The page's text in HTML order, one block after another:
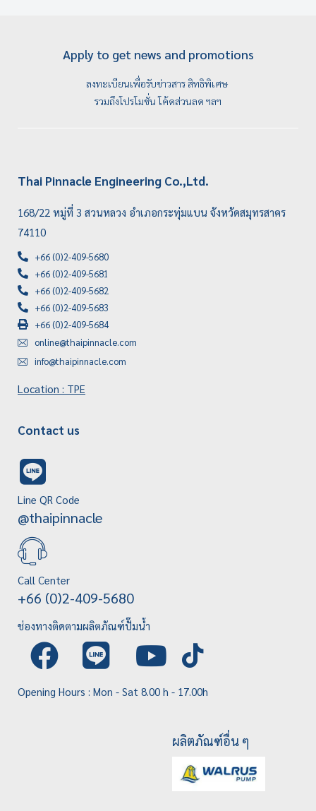
Apply to get news and promotions
ลงทะเบียนเพื่อรับข่าวสาร สิทธิพิเศษ
รวมถึงโปรโมชั่น โค้ดส่วนลด ฯลฯ
Thai Pinnacle Engineering Co.,Ltd.
168/22 หมู่ที่ 3 สวนหลวง อำเภอกระทุ่มแบน จังหวัดสมุทรสาคร
74110
+66 (0)2-409-5680
+66 (0)2-409-5681
+66 (0)2-409-5682
+66 (0)2-409-5683
+66 (0)2-409-5684
online@thaipinnacle.com
info@thaipinnacle.com
Location : TPE
Contact us
Line QR Code
@thaipinnacle
Call Center
+66 (0)2-409-5680
ช่องทางติดตามผลิตภัณฑ์ปั๊มน้ำ
Opening Hours : Mon - Sat 8.00 h - 17.00h
ผลิตภัณฑ์อื่น ๆ